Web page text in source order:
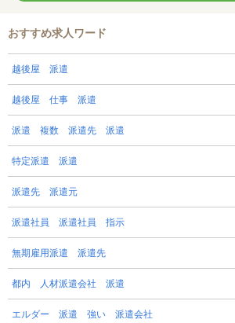
おすすめ求人ワード
越後屋 派遣
越後屋 仕事 派遣
派遣 複数 派遣先 派遣
特定派遣 派遣
派遣先 派遣元
派遣社員 派遣社員 指示
無期雇用派遣 派遣先
都内 人材派遣会社 派遣
エルダー 派遣 強い 派遣会社